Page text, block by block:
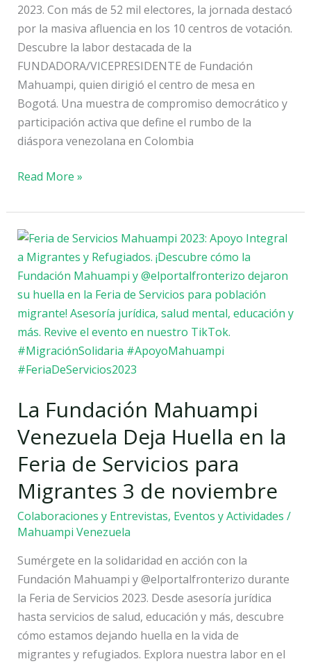
2023. Con más de 52 mil electores, la jornada destacó
por la masiva afluencia en los 10 centros de votación.
Descubre la labor destacada de la
FUNDADORA/VICEPRESIDENTE de Fundación
Mahuampi, quien dirigió el centro de mesa en
Bogotá. Una muestra de compromiso democrático y
participación activa que define el rumbo de la
diáspora venezolana en Colombia
Read More »
La Fundación Mahuampi
Venezuela Deja Huella en la
Feria de Servicios para
Migrantes 3 de noviembre
Colaboraciones y Entrevistas, Eventos y Actividades /
Mahuampi Venezuela
Sumérgete en la solidaridad en acción con la
Fundación Mahuampi y @elportalfronterizo durante
la Feria de Servicios 2023. Desde asesoría jurídica
hasta servicios de salud, educación y más, descubre
cómo estamos dejando huella en la vida de
migrantes y refugiados. Explora nuestra labor en el
La
Fundación
Mahuampi
Venezuela
Deja
Huella
en
la
de
para
Migrantes
3
de
noviembre